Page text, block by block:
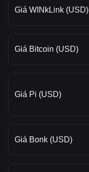
Giá WINkLink (USD)
Giá Bitcoin (USD)
Giá Pi (USD)
Giá Bonk (USD)